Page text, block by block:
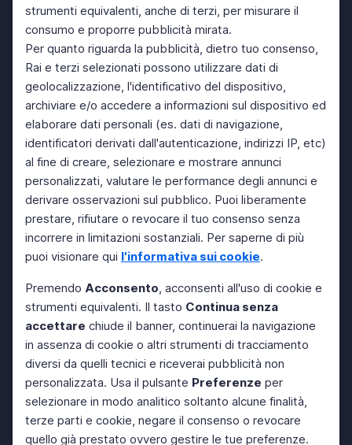
strumenti equivalenti, anche di terzi, per misurare il
consumo e proporre pubblicità mirata.
Per quanto riguarda la pubblicità, dietro tuo consenso,
Rai e terzi selezionati possono utilizzare dati di
geolocalizzazione, l'identificativo del dispositivo,
archiviare e/o accedere a informazioni sul dispositivo ed
elaborare dati personali (es. dati di navigazione,
identificatori derivati dall'autenticazione, indirizzi IP, etc)
al fine di creare, selezionare e mostrare annunci
personalizzati, valutare le performance degli annunci e
derivare osservazioni sul pubblico. Puoi liberamente
prestare, rifiutare o revocare il tuo consenso senza
incorrere in limitazioni sostanziali. Per saperne di più
puoi visionare qui l'informativa sui cookie.
Premendo Acconsento, acconsenti all'uso di cookie e
strumenti equivalenti. Il tasto Continua senza
accettare chiude il banner, continuerai la navigazione
in assenza di cookie o altri strumenti di tracciamento
diversi da quelli tecnici e riceverai pubblicità non
personalizzata. Usa il pulsante Preferenze per
selezionare in modo analitico soltanto alcune finalità,
terze parti e cookie, negare il consenso o revocare
quello già prestato ovvero gestire le tue preferenze.